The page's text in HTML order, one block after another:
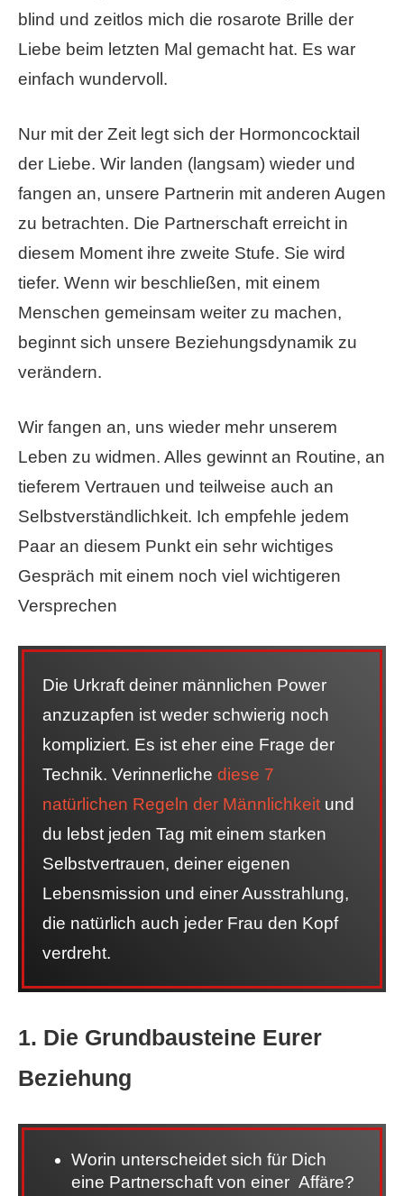
blind und zeitlos mich die rosarote Brille der
Liebe beim letzten Mal gemacht hat. Es war
einfach wundervoll.
Nur mit der Zeit legt sich der Hormoncocktail
der Liebe. Wir landen (langsam) wieder und
fangen an, unsere Partnerin mit anderen Augen
zu betrachten. Die Partnerschaft erreicht in
diesem Moment ihre zweite Stufe. Sie wird
tiefer. Wenn wir beschließen, mit einem
Menschen gemeinsam weiter zu machen,
beginnt sich unsere Beziehungsdynamik zu
verändern.
Wir fangen an, uns wieder mehr unserem
Leben zu widmen. Alles gewinnt an Routine, an
tieferem Vertrauen und teilweise auch an
Selbstverständlichkeit. Ich empfehle jedem
Paar an diesem Punkt ein sehr wichtiges
Gespräch mit einem noch viel wichtigeren
Versprechen
Die Urkraft deiner männlichen Power
anzuzapfen ist weder schwierig noch
kompliziert. Es ist eher eine Frage der
Technik. Verinnerliche diese 7
natürlichen Regeln der Männlichkeit und
du lebst jeden Tag mit einem starken
Selbstvertrauen, deiner eigenen
Lebensmission und einer Ausstrahlung,
die natürlich auch jeder Frau den Kopf
verdreht.
1. Die Grundbausteine Eurer
Beziehung
Worin unterscheidet sich für Dich
eine Partnerschaft von einer Affäre?